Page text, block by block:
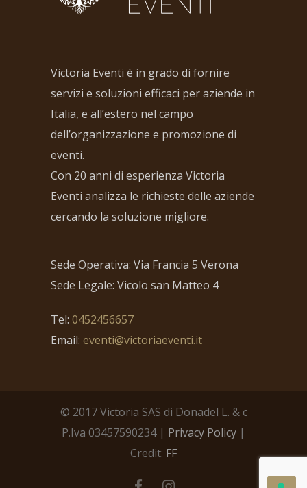
Victoria Eventi è in grado di fornire
servizi e soluzioni efficaci per aziende in
Italia, e all’estero nel campo
dell’organizzazione e promozione di
eventi.
Con 20 anni di esperienza Victoria
Eventi analizza le richieste delle aziende
cercando la soluzione migliore.
Sede Operativa: Via Francia 5 Verona
Sede Legale: Vicolo san Matteo 4
Tel: 0452456657
Email: eventi@victoriaeventi.it
© 2017 Victoria SAS di Donadel L. & c
P.Iva 03457590234 | Privacy Policy |
Credit: FF